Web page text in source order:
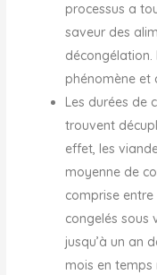
processus a
saveur des
décongélation.
phénomène et
Les durées de
trouvent
effet, les
moyenne de
comprise
congelés sous
jusqu’à un an
mois en temps